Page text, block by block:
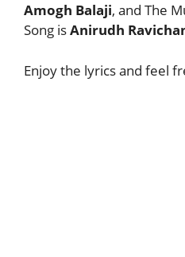
Amogh Balaji, and The
Song isAnirudh
Enjoy the lyrics and feel